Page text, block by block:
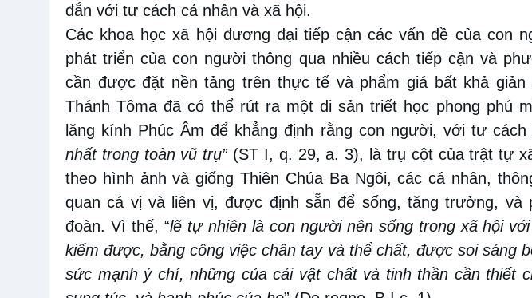
đắn với tư cách cá nhân và xã hội.
Các khoa học xã hội đương đại tiếp cận các vấn đề của con
phát triển của con người thông qua nhiều cách tiếp cận và
cần được đặt nền tảng trên thực tế và phẩm giá bất khả giản
Thánh Tôma đã có thể rút ra một di sản triết học phong phú
lăng kính Phúc Âm để khẳng định rằng con người, với tư cách
nhất trong toàn vũ trụ”(ST I, q. 29, a. 3), là trụ cột của trật tự
theo hình ảnh và giống Thiên Chúa Ba Ngôi, các cá nhân,
quan cá vị và liên vị, được định sẵn để sống, tăng trưởng, và
đoàn. Vì thế, “lẽ tự nhiên là con người nên sống trong xã hội
kiếm được, bằng công việc chân tay và thể chất, được soi sáng
sức mạnh ý chí, những của cải vật chất và tinh thần cần thiết